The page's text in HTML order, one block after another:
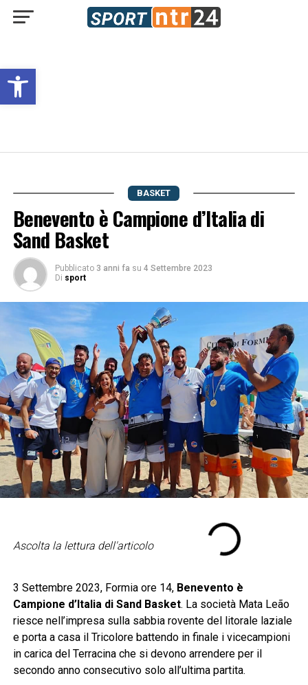
Open toolbar
BASKET
Benevento è Campione d’Italia di
Sand Basket
Pubblicato 3 anni fa su 4 Settembre 2023
Di sport
Ascolta la lettura dell'articolo
3 Settembre 2023, Formia ore 14, Benevento è
Campione d’Italia di Sand Basket. La società Mata Leão
riesce nell’impresa sulla sabbia rovente del litorale laziale
e porta a casa il Tricolore battendo in finale i vicecampioni
in carica del Terracina che si devono arrendere per il
secondo anno consecutivo solo all’ultima partita.